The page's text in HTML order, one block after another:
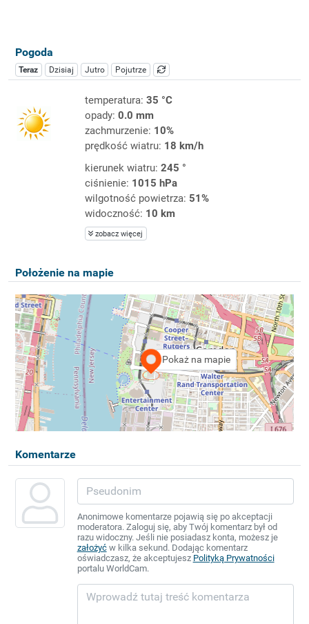
Pogoda
Teraz Dzisiaj Jutro Pojutrze
temperatura: 35 °C
opady: 0.0 mm
zachmurzenie: 10%
prędkość wiatru: 18 km/h
kierunek wiatru: 245 °
ciśnienie: 1015 hPa
wilgotność powietrza: 51%
widoczność: 10 km
zobacz więcej
Położenie na mapie
Pokaż na mapie
Komentarze
Anonimowe komentarze pojawią się po akceptacji
moderatora. Zaloguj się, aby Twój komentarz był od
razu widoczny. Jeśli nie posiadasz konta, możesz je
założyćw kilka sekund. Dodając komentarz
oświadczasz, że akceptujesz Polityką Prywatności
portalu WorldCam.